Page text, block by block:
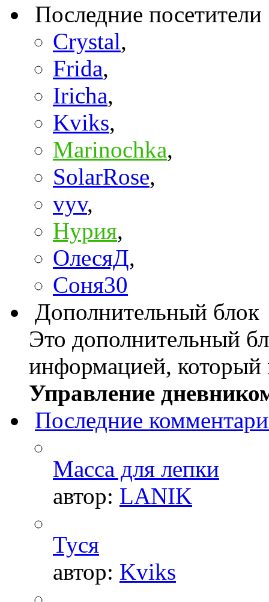
Последние посетители
Crystal,
Frida,
Iricha,
Kviks,
Marinochka,
SolarRose,
vyv,
Нурия,
ОлесяД,
Соня30
Дополнительный блок
Это дополнительный
информацией, который
Управление
Последние
Масса для лепки
автор: LANIK
Туся
автор: Kviks